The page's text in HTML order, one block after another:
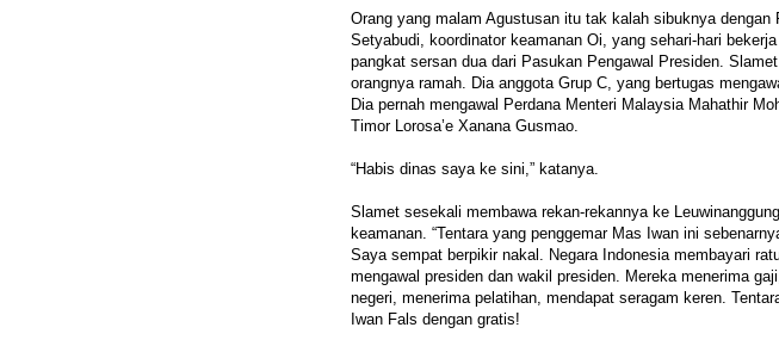
Orang yang malam Agustusan itu tak kalah sibuknya dengan
Setyabudi, koordinator keamanan Oi, yang sehari-hari
pangkat sersan dua dari Pasukan Pengawal Presiden.
orangnya ramah. Dia anggota Grup C, yang bertugas
Dia pernah mengawal Perdana Menteri Malaysia Mahathir
Timor Lorosa’e Xanana Gusmao.
“Habis dinas saya ke sini,” katanya.
Slamet sesekali membawa rekan-rekannya ke
keamanan. “Tentara yang penggemar Mas Iwan ini
Saya sempat berpikir nakal. Negara Indonesia membayari
mengawal presiden dan wakil presiden. Mereka menerima
negeri, menerima pelatihan, mendapat seragam keren.
Iwan Fals dengan gratis!